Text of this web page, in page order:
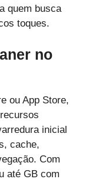
quem busca
toques.
no
ou App Store,
inicial
cache,
Com
até GB com